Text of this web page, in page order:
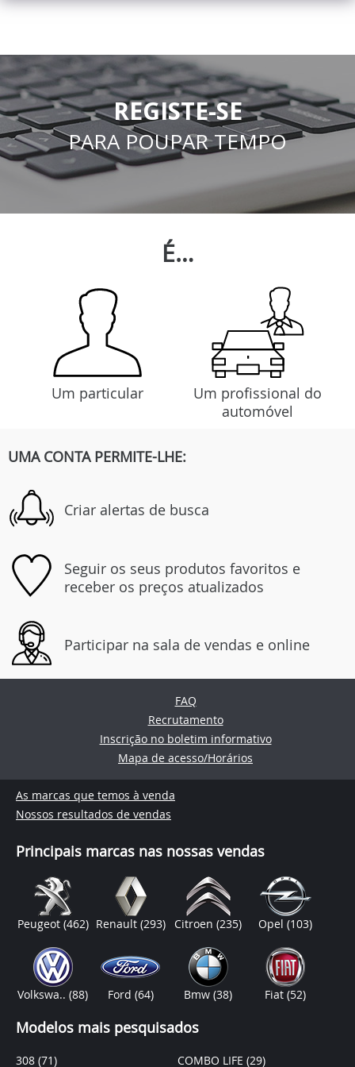
REGISTE-SE
PARA POUPAR TEMPO
É…
Um particular
Um profissional do
automóvel
UMA CONTA PERMITE-LHE:
Criar alertas de busca
Seguir os seus produtos favoritos e
receber os preços atualizados
Participar na sala de vendas e online
FAQ
Recrutamento
Inscrição no boletim informativo
Mapa de acesso/Horários
As marcas que temos à venda
Nossos resultados de vendas
Principais marcas nas nossas vendas
Peugeot (462) Renault (293) Citroen(235) Opel(103)
Volkswa..(88) Ford (64) Bmw(38) Fiat(52)
Modelos mais pesquisados
308 (71) COMBO LIFE (29)